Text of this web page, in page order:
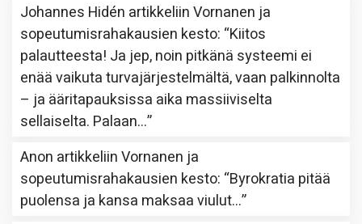
Johannes Hidén artikkeliinVornanen ja
sopeutumisrahakausien kesto: “Kiitos
palautteesta! Ja jep, noin pitkänä systeemi ei
enää vaikuta turvajärjestelmältä, vaan palkinnolta
– ja ääritapauksissa aika massiiviselta
sellaiselta. Palaan…”
Anon artikkeliinVornanen ja
sopeutumisrahakausien kesto: “Byrokratia pitää
puolensa ja kansa maksaa viulut…”